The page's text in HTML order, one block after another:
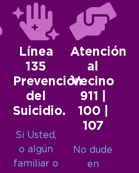
Línea
135
Prevención
del
Suicidio.
Si Usted,
o algún
familiar o
Atención
al
Vecino
911 |
100 |
107
No dude
en